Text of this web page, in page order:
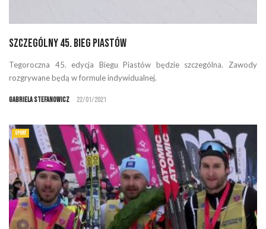
Szczególny 45. Bieg Piastów
Tegoroczna 45. edycja Biegu Piastów będzie szczególna. Zawody
rozgrywane będą w formule indywidualnej.
Gabriela Stefanowicz 22/01/2021
SPORT